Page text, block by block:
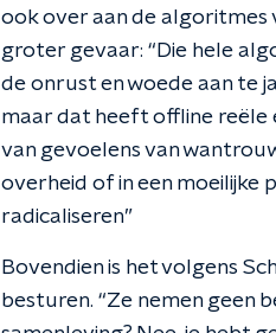
ook over aan de algoritmes
groter gevaar: “Die hele
de onrust en woede aan te
maar dat heeft offline reële
van gevoelens van
overheid of in een moeilijke
radicaliseren”
Bovendien is het volgens
besturen. “Ze nemen geen